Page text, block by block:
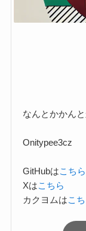
なんとかかん
Onitypee3cz
GitHubはこちら
Xはこちら
カクヨムはこ